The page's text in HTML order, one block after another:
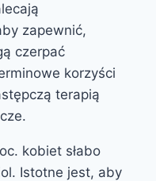
zapewnić,
czerpać
korzyści
terapią
kobiet słabo
Istotne jest, aby